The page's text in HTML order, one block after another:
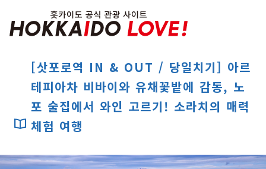
관광지
온천
이벤트
추천코스
예약
교통
[삿포로역 IN & OUT / 당일치기] 아르
테피아차 비바이와 유채꽃밭에 감동, 노
포 술집에서 와인 고르기! 소라치의 매력
체험 여행